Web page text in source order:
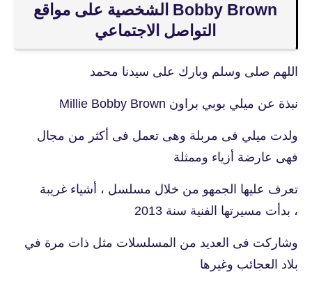
Bobby Brown الشخصية على مواقع
التواصل الاجتماعي
اللهم صلى وسلم وبارك على سيدنا محمد
نبذة عن ميلي بوبي براون Millie Bobby Brown
ولدت ميلي فى مربلة وهى تعمل فى أكثر من مجال
فهى عارضة أزياء وممثلة
تعرف عليها الجمهو من خلال مسلسل ، أشياء غريبة
، بدأت مسيرتها الفنية سنة 2013
وشاركت فى العديد من المسلسلات مثل ذات مرة في
بلاد العجائب وغيرها